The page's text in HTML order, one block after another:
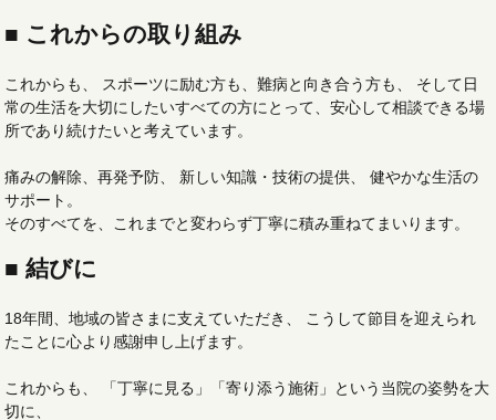
■ これからの取り組み
これからも、 スポーツに励む方も、難病と向き合う方も、 そして日
常の生活を大切にしたいすべての方にとって、安心して相談できる場
所であり続けたいと考えています。
痛みの解除、再発予防、 新しい知識・技術の提供、 健やかな生活の
サポート。
そのすべてを、これまでと変わらず丁寧に積み重ねてまいります。
■ 結びに
18年間、地域の皆さまに支えていただき、 こうして節目を迎えられ
たことに心より感謝申し上げます。
これからも、 「丁寧に見る」「寄り添う施術」という当院の姿勢を大
切に、